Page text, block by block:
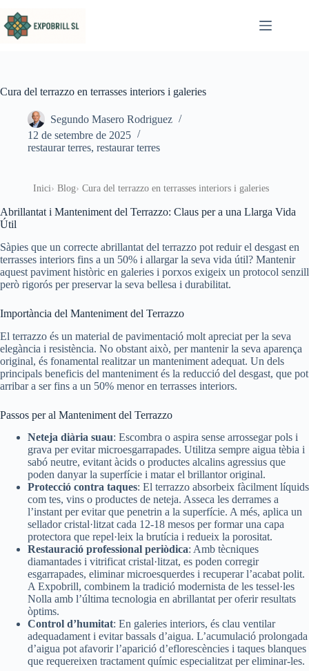
Cura del terrazzo en terrasses interiors i galeries
Segundo Masero Rodriguez
12 de setembre de 2025
restaurar terres, restaurar terres
Inici Blog Cura del terrazzo en terrasses interiors i galeries
Abrillantat i Manteniment del Terrazzo: Claus per a una Llarga Vida
Útil
Sàpies que un correcte abrillantat del terrazzo pot reduir el desgast en
terrasses interiors fins a un 50% i allargar la seva vida útil? Mantenir
aquest paviment històric en galeries i porxos exigeix un protocol senzill
però rigorós per preservar la seva bellesa i durabilitat.
Importància del Manteniment del Terrazzo
El terrazzo és un material de pavimentació molt apreciat per la seva
elegància i resistència. No obstant això, per mantenir la seva aparença
original, és fonamental realitzar un manteniment adequat. Un dels
principals beneficis del manteniment és la reducció del desgast, que pot
arribar a ser fins a un 50% menor en terrasses interiors.
Passos per al Manteniment del Terrazzo
Neteja diària suau: Escombra o aspira sense arrossegar pols i
grava per evitar microesgarrapades. Utilitza sempre aigua tèbia i
sabó neutre, evitant àcids o productes alcalins agressius que
poden danyar la superfície i matar el brillantor original.
Protecció contra taques: El terrazzo absorbeix fàcilment líquids
com tes, vins o productes de neteja. Asseca les derrames a
l’instant per evitar que penetrin a la superfície. A més, aplica un
sellador cristal·litzat cada 12-18 mesos per formar una capa
protectora que repel·leix la brutícia i redueix la porositat.
Restauració professional periòdica: Amb tècniques
diamantades i vitrificat cristal·litzat, es poden corregir
esgarrapades, eliminar microesquerdes i recuperar l’acabat polit.
A Expobrill, combinem la tradició modernista de les tessel·les
Nolla amb l’última tecnologia en abrillantat per oferir resultats
òptims.
Control d’humitat: En galeries interiors, és clau ventilar
adequadament i evitar bassals d’aigua. L’acumulació prolongada
d’aigua pot afavorir l’aparició d’eflorescències i taques blanques
que requereixen tractament químic especialitzat per eliminar-les.